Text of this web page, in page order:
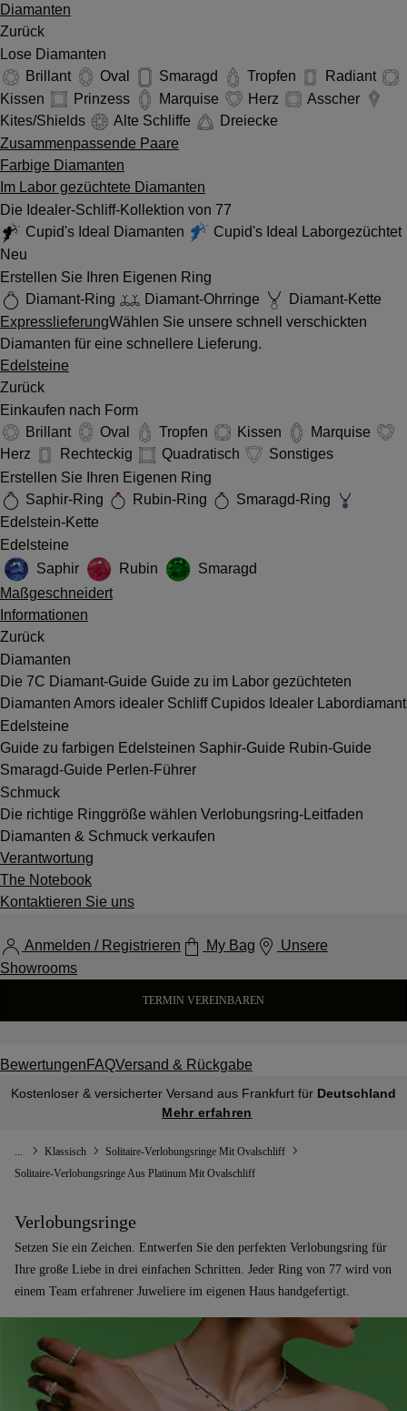
Diamanten
Zurück
Lose Diamanten
Brillant
Oval Smaragd Tropfen
Radiant
Kissen
Prinzess Marquise Herz
Asscher
Kites/Shields
Alte Schliffe
Dreiecke
Zusammenpassende Paare
Farbige Diamanten
Im Labor gezüchtete Diamanten
Die Idealer-Schliff-Kollektion von 77
Cupid's Ideal Diamanten
Cupid's Ideal Laborgezüchtet
Neu
Erstellen Sie Ihren Eigenen Ring
Diamant-Ring
Diamant-Ohrringe
Diamant-Kette
ExpresslieferungWählen Sie unsere schnell verschickten
Diamanten für eine schnellere Lieferung.
Edelsteine
Zurück
Einkaufen nach Form
Brillant
Oval Tropfen Kissen
Marquise
Herz
Rechteckig Quadratisch
Sonstiges
Erstellen Sie Ihren Eigenen Ring
Saphir-Ring
Rubin-Ring
Smaragd-Ring
Edelstein-Kette
Edelsteine
Saphir
Rubin
Smaragd
Maßgeschneidert
Informationen
Zurück
Diamanten
Die 7C Diamant-Guide Guide zu im Labor gezüchteten
Diamanten Amors idealer Schliff Cupidos Idealer Labordiamant
Edelsteine
Guide zu farbigen Edelsteinen Saphir-Guide Rubin-Guide
Smaragd-Guide Perlen-Führer
Schmuck
Die richtige Ringgröße wählen Verlobungsring-Leitfaden
Diamanten & Schmuck verkaufen
Verantwortung
The Notebook
Kontaktieren Sie uns
Anmelden / Registrieren My Bag
Unsere
Showrooms
TERMIN VEREINBAREN
BewertungenFAQVersand & Rückgabe
Kostenloser & versicherter Versand aus Frankfurt für Deutschland
Mehr erfahren
... Klassisch
Solitaire-Verlobungsringe Mit Ovalschliff
Solitaire-Verlobungsringe Aus Platinum Mit Ovalschliff
Verlobungsringe
Setzen Sie ein Zeichen. Entwerfen Sie den perfekten Verlobungsring für
Ihre große Liebe in drei einfachen Schritten. Jeder Ring von 77 wird von
einem Team erfahrener Juweliere im eigenen Haus handgefertigt.